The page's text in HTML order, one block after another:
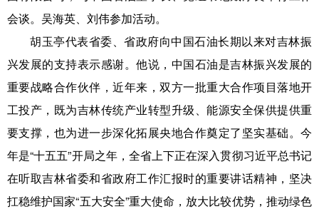
会谈。吴海英、刘伟参加活动。
胡玉亭代表省委、省政府向中国石油长期以来对吉林振
兴发展的支持表示感谢。他说，中国石油是吉林振兴发展的
重要战略合作伙伴，近年来，双方一批重大合作项目落地开
工投产，既为吉林传统产业转型升级、能源安全保供提供重
要支撑，也为进一步深化拓展央地合作奠定了坚实基础。今
年是“十五五”开局之年，全省上下正在深入贯彻习近平总书记
在听取吉林省委和省政府工作汇报时的重要讲话精神，坚决
扛稳维护国家“五大安全”重大使命，放大比较优势，推动绿色